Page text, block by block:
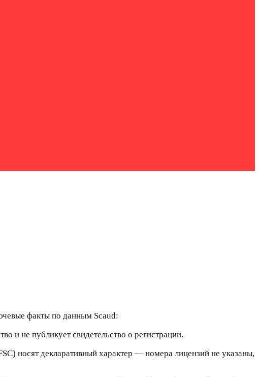
факты по данным Scaud:
и не публикует свидетельство о регистрации.
носят декларативный характер — номера лицензий не указаны,